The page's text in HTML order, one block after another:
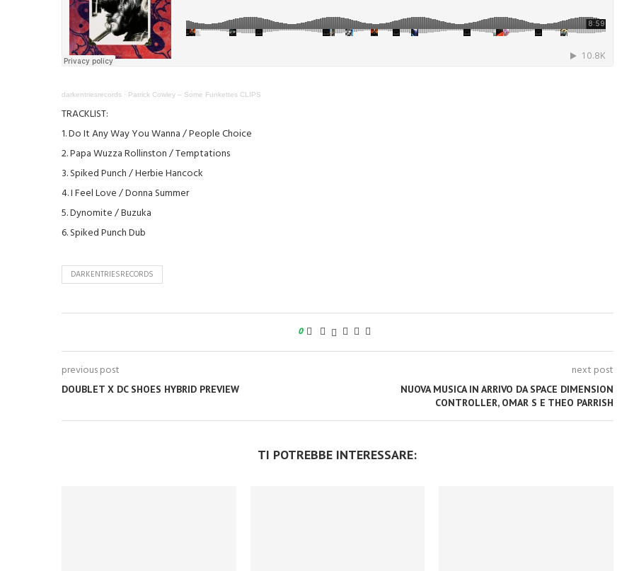
darkentriesrecords · Patrick Cowley – Some Funkettes CLIPS
TRACKLIST:
1. Do It Any Way You Wanna / People Choice
2. Papa Wuzza Rollinston / Temptations
3. Spiked Punch / Herbie Hancock
4. I Feel Love / Donna Summer
5. Dynomite / Buzuka
6. Spiked Punch Dub
DARKENTRIESRECORDS
0
previous post
DOUBLET X DC SHOES HYBRID PREVIEW
next post
NUOVA MUSICA IN ARRIVO DA SPACE DIMENSION
CONTROLLER, OMAR S E THEO PARRISH
TI POTREBBE INTERESSARE: